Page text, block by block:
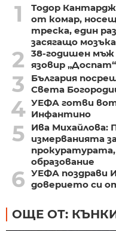
1
Тодор
от комар, носещ
треска, един
засягащо мозъка
2
38-годишен мъж
язовир „Доспат“
3
България
Света
4 УЕФА готви
Инфантино
5
Ива Михайлова:
измерванията
образование
6 УЕФА поздрави
доверието си
ОЩЕ ОТ: